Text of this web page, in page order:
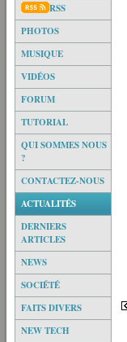
RSS
PHOTOS
MUSIQUE
VIDÉOS
FORUM
TUTORIAL
QUI SOMMES NOUS
?
CONTACTEZ-NOUS
ACTUALITÉS
DERNIERS
ARTICLES
NEWS
SOCIÉTÉ
FAITS DIVERS
NEW TECH